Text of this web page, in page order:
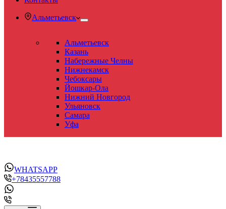
Альметьевск
Альметьевск
Казань
Набережные Челны
Нижнекамск
Чебоксары
Йошкар-Ола
Нижний Новгород
Ульяновск
Самара
Уфа
WHATSAPP
+78435557788